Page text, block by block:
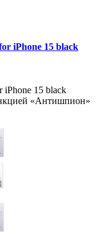
iPhone 15 black
15 black
«Антишпион»